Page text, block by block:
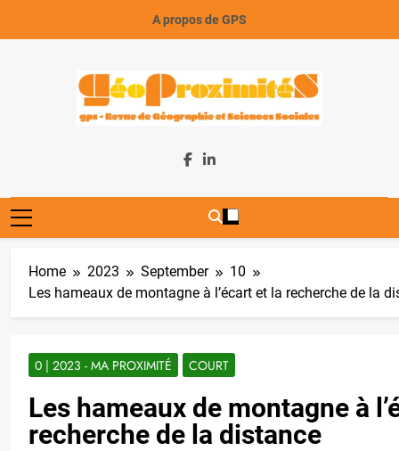
A propos de GPS
GeoProximiteS
Home 2023 September
10
Les hameaux de montagne à l’écart et la recherche de la
0 | 2023 - MA PROXIMITÉ COURT
Les hameaux de montagne à
recherche de la distance